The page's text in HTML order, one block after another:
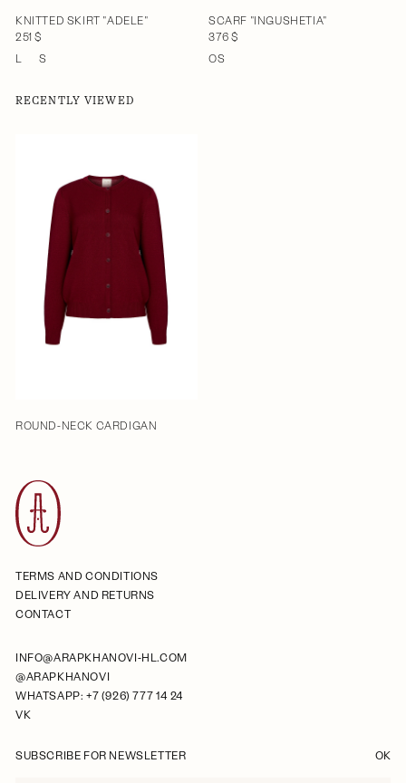
KNITTED SKIRT "ADELE"
251 $
L
S
SCARF "INGUSHETIA"
376 $
OS
RECENTLY VIEWED
ROUND-NECK CARDIGAN
TERMS AND CONDITIONS
DELIVERY AND RETURNS
CONTACT
INFO@ARAPKHANOVI-HL.COM
@ARAPKHANOVI
WHATSAPP: +7 (926) 777 14 24
VK
SUBSCRIBE FOR NEWSLETTER OK